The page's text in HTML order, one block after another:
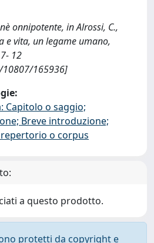
onnipotente, in Alrossi, C.,
e vita, un legame umano,
12
165936]
Capitolo o saggio;
Breve introduzione;
o corpus
a questo prodotto.
protetti da copyright e